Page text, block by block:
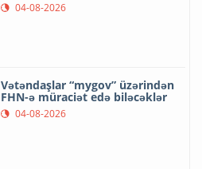
04-08-2026
Vətəndaşlar “mygov” üzərindən
FHN-ə müraciət edə biləcəklər
04-08-2026